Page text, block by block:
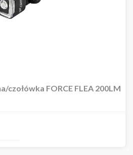
FORCE FLEA 200LM